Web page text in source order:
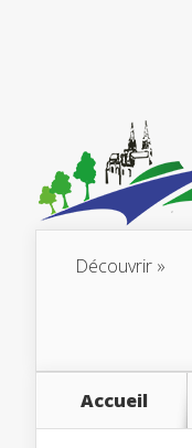
Découvrir
Accueil